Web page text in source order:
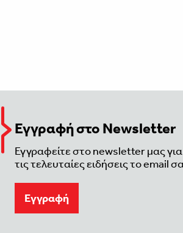
Εγγραφή στο Newsletter
Εγγραφείτε στο newsletter μας
τις τελευταίες ειδήσεις το email
Eγγραφή